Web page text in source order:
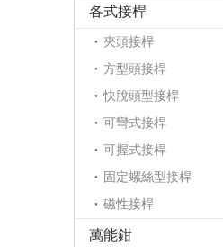
各式接桿
夾頭接桿
方型頭接桿
快脫頭型接桿
可彎式接桿
可握式接桿
固定螺絲型接桿
磁性接桿
萬能鉗